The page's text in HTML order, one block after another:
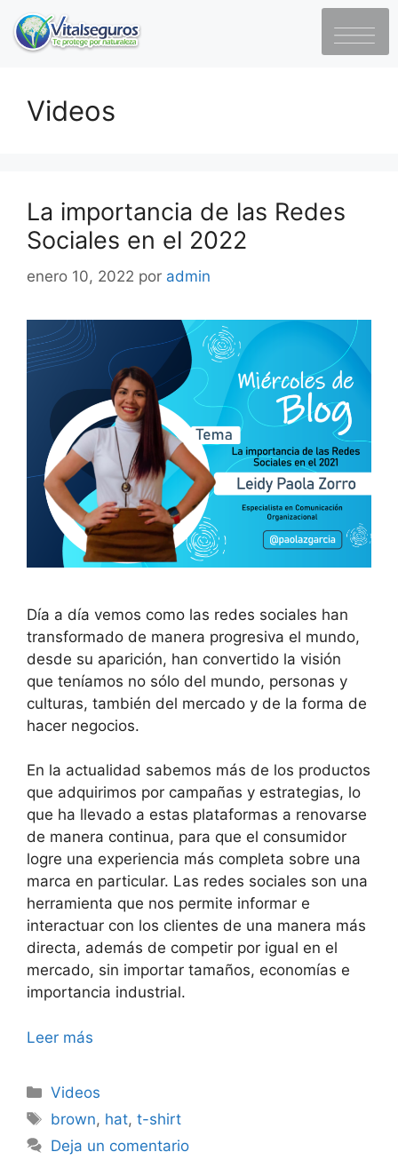
Videos
La importancia de las Redes
Sociales en el 2022
enero 10, 2022 por admin
Día a día vemos como las redes sociales han
transformado de manera progresiva el mundo,
desde su aparición, han convertido la visión
que teníamos no sólo del mundo, personas y
culturas, también del mercado y de la forma de
hacer negocios.
En la actualidad sabemos más de los productos
que adquirimos por campañas y estrategias, lo
que ha llevado a estas plataformas a renovarse
de manera continua, para que el consumidor
logre una experiencia más completa sobre una
marca en particular. Las redes sociales son una
herramienta que nos permite informar e
interactuar con los clientes de una manera más
directa, además de competir por igual en el
mercado, sin importar tamaños, economías e
importancia industrial.
Leer más
Videos
brown, hat,t-shirt
Deja un comentario